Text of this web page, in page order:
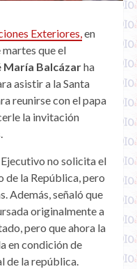
Exteriores,en
que el
María Balcázarha
asistir a la Santa
reunirse con el papa
la invitación
no solicita el
de la República, pero
Además, señaló que
originalmente a
pero que ahora la
en condición de
de la república.